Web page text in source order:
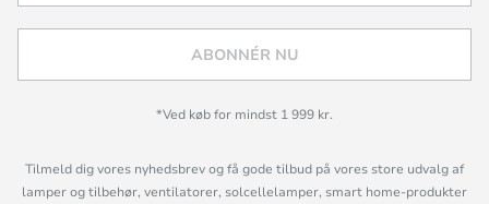
ABONNÉR NU
*Ved køb for mindst 1 999 kr.
Tilmeld dig vores nyhedsbrev og få gode tilbud på vores store udvalg af
lamper og tilbehør, ventilatorer, solcellelamper, smart home-produkter